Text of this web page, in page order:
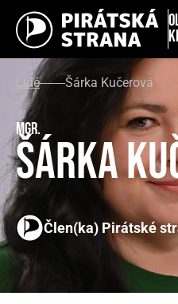
Lidé Šárka Kučerová
Mgr.
Šárka
Člen(ka) Pirátské